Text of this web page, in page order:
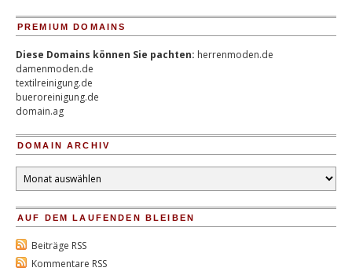
PREMIUM DOMAINS
Diese Domains können Sie pachten: herrenmoden.de
damenmoden.de
textilreinigung.de
bueroreinigung.de
domain.ag
DOMAIN ARCHIV
Domain
Archiv
AUF DEM LAUFENDEN BLEIBEN
Beiträge RSS
Kommentare RSS